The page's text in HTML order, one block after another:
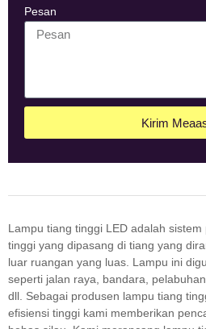
Pesan
Kirim
Lampu tiang tinggi LED adalah
tinggi yang dipasang di tiang yang
luar ruangan yang luas. Lampu ini
seperti jalan raya, bandara,
dll. Sebagai produsen lampu tiang
efisiensi tinggi kami memberikan